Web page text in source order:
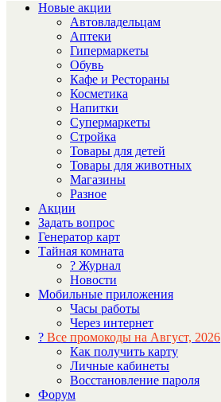
Новые акции
Автовладельцам
Аптеки
Гипермаркеты
Обувь
Кафе и Рестораны
Косметика
Напитки
Супермаркеты
Стройка
Товары для детей
Товары для животных
Магазины
Разное
Акции
Задать вопрос
Генератор карт
Тайная комната
? Журнал
Новости
Мобильные приложения
Часы работы
Через интернет
? Все промокоды на Август, 2026
Как получить карту
Личные кабинеты
Восстановление пароля
Форум